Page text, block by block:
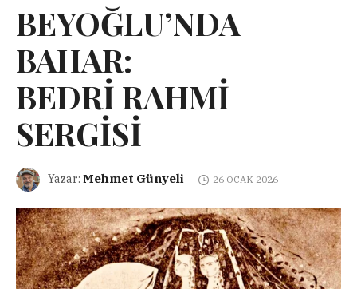
BEYOĞLU’NDA
BAHAR:
BEDRİ RAHMİ
SERGİSİ
Yazar: Mehmet Günyeli 26 OCAK 2026